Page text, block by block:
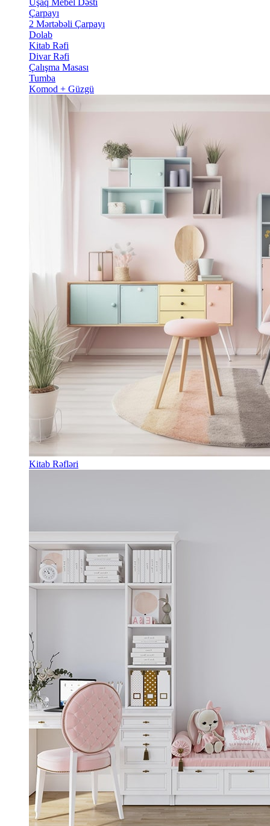
Uşaq Mebel Dəsti
Çarpayı
2 Mərtəbəli Çarpayı
Dolab
Kitab Rəfi
Divar Rəfi
Çalışma Masası
Tumba
Komod + Güzgü
Kitab Rəfləri